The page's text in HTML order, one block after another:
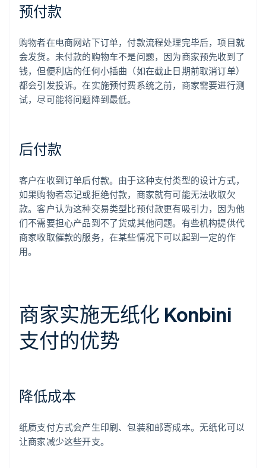
预付款
购物者在电商网站下订单，付款流程处理完毕后，项目就
会发货。未付款的购物车不是问题，因为商家预先收到了
钱，但便利店的任何小插曲（如在截止日期前取消订单）
都会引发投诉。在实施预付费系统之前，商家需要进行测
试，尽可能将问题降到最低。
后付款
客户在收到订单后付款。由于这种支付类型的设计方式，
如果购物者忘记或拒绝付款，商家就有可能无法收取欠
款。客户认为这种交易类型比预付款更有吸引力，因为他
们不需要担心产品到不了货或其他问题。有些机构提供代
商家收取催款的服务，在某些情况下可以起到一定的作
用。
商家实施无纸化 Konbini
支付的优势
降低成本
纸质支付方式会产生印刷、包装和邮寄成本。无纸化可以
让商家减少这些开支。